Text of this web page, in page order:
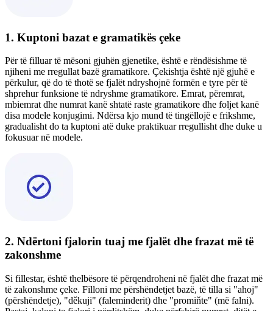
1. Kuptoni bazat e gramatikës çeke
Për të filluar të mësoni gjuhën gjenetike, është e rëndësishme të
njiheni me rregullat bazë gramatikore. Çekishtja është një gjuhë e
përkulur, që do të thotë se fjalët ndryshojnë formën e tyre për të
shprehur funksione të ndryshme gramatikore. Emrat, përemrat,
mbiemrat dhe numrat kanë shtatë raste gramatikore dhe foljet kanë
disa modele konjugimi. Ndërsa kjo mund të tingëllojë e frikshme,
gradualisht do ta kuptoni atë duke praktikuar rregullisht dhe duke u
fokusuar në modele.
2. Ndërtoni fjalorin tuaj me fjalët dhe frazat më të
zakonshme
Si fillestar, është thelbësore të përqendroheni në fjalët dhe frazat më
të zakonshme çeke. Filloni me përshëndetjet bazë, të tilla si "ahoj"
(përshëndetje), "děkuji" (faleminderit) dhe "promiňte" (më falni).